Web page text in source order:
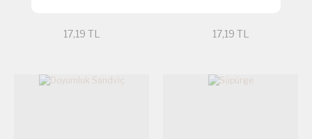
17,19 TL 17,19 TL